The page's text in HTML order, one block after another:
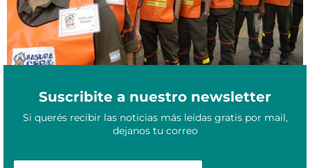
Suscribite a nuestro newsletter
Si querés recibir las noticias más leídas gratis por mail,
dejanos tu correo